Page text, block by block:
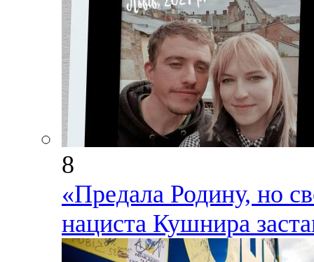
8
«Предала Родину, но
нациста Кушнира